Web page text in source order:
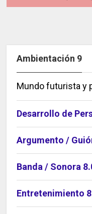
Ambientación 9
Mundo futurista y
Desarrollo de
Argumento /
Banda / Sonora
Entretenimiento